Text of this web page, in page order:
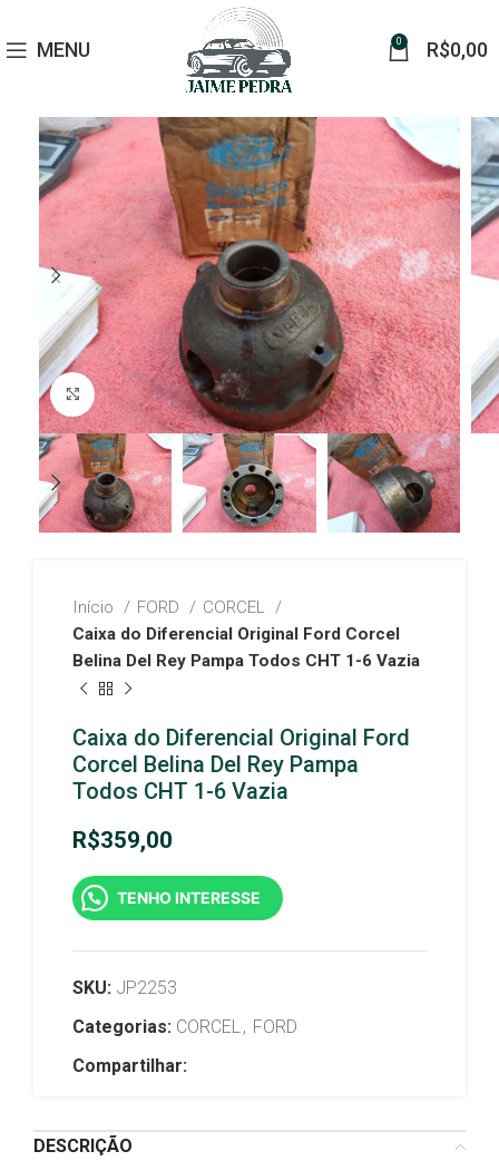
MENU 0 R$0,00
Click to enlarge
Início FORD
CORCEL
Caixa do Diferencial Original Ford Corcel
Belina Del Rey Pampa Todos CHT 1-6 Vazia
Caixa do Diferencial Original Ford
Corcel Belina Del Rey Pampa
Todos CHT 1-6 Vazia
R$359,00
TENHO INTERESSE
SKU: JP2253
Categorias: CORCEL, FORD
Compartilhar:
DESCRIÇÃO